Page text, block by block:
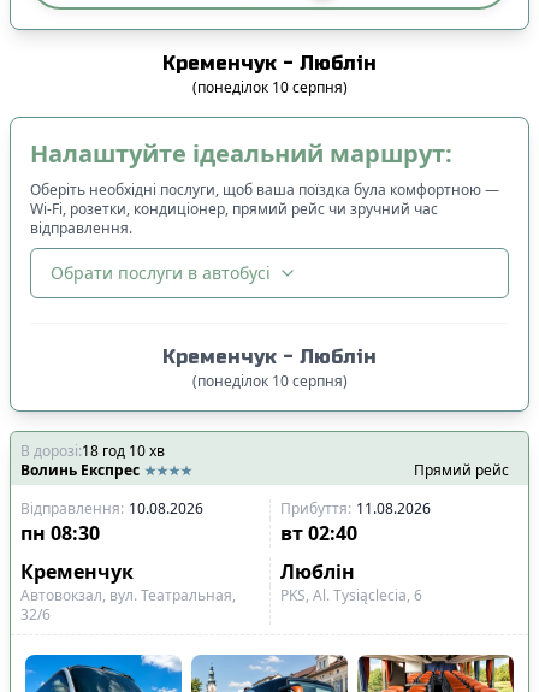
Кременчук - Люблін
(понеділок 10 серпня)
Налаштуйте ідеальний маршрут:
Оберіть необхідні послуги, щоб ваша поїздка була комфортною —
Wi-Fi, розетки, кондиціонер, прямий рейс чи зручний час
відправлення.
Обрати послуги в автобусі
Спочатку дешевші
Час відправлення
Спочатку ранні
Спочатку вечірні
Час прибуття
Спочатку ранні
Спочатку вечірні
Тривалість подорожі :
Кременчук - Люблін
(понеділок 10 серпня)
В дорозі:18 год 10хв
Волинь Експрес
Прямий рейс
Відправлення: 10.08.2026 Прибуття: 11.08.2026
пн 08:30 вт 02:40
Кременчук
Люблін
Автовокзал, вул. Театральная,
32/6
PKS, Al. Tysiąclecia, 6